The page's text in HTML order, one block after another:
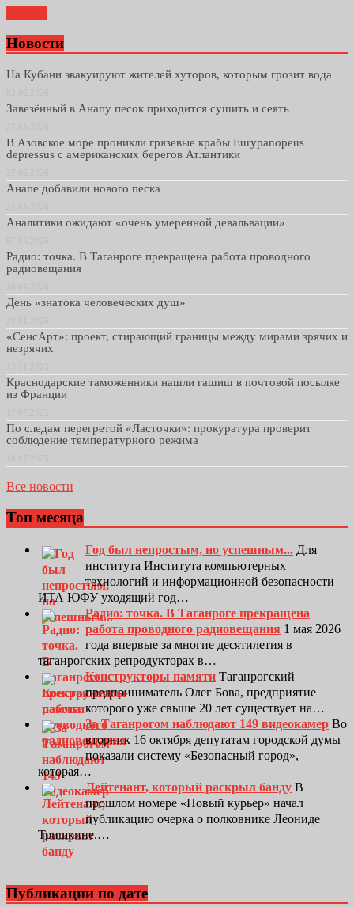
Новости
На Кубани эвакуируют жителей хуторов, которым грозит вода
Завезённый в Анапу песок приходится сушить и сеять
В Азовское море проникли грязевые крабы Eurypanopeus
depressus с американских берегов Атлантики
Анапе добавили нового песка
Аналитики ожидают «очень умеренной девальвации»
Радио: точка. В Таганроге прекращена работа проводного
радиовещания
День «знатока человеческих душ»
«СенсАрт»: проект, стирающий границы между мирами зрячих и
незрячих
Краснодарские таможенники нашли гашиш в почтовой посылке
из Франции
По следам перегретой «Ласточки»: прокуратура проверит
соблюдение температурного режима
Все новости
Топ месяца
Год был непростым, но успешным... Для
института Института компьютерных
технологий и информационной безопасности
ИТА ЮФУ уходящий год…
Радио: точка. В Таганроге прекращена
работа проводного радиовещания 1 мая 2026
года впервые за многие десятилетия в
таганрогских репродукторах в…
Конструкторы памяти Таганрогский
предприниматель Олег Бова, предприятие
которого уже свыше 20 лет существует на…
За Таганрогом наблюдают 149 видеокамер Во
вторник 16 октября депутатам городской думы
показали систему «Безопасный город»,
которая…
Лейтенант, который раскрыл банду В
прошлом номере «Новый курьер» начал
публикацию очерка о полковнике Леониде
Тришкине.…
Публикации по дате